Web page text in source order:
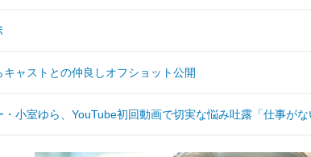
ャストとの仲良しオフショット公開
小室ゆら、YouTube初回動画で切実な悩み吐露「仕事がな